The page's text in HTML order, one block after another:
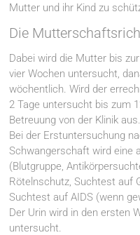
Mutter und ihr Kind zu
Die
Dabei wird die Mutter bis
vier Wochen untersucht,
wöchentlich. Wird der
2 Tage untersucht bis zum
Betreuung von der Klinik aus.
Bei der Erstuntersuchung
Schwangerschaft wird eine
(Blutgruppe,
Rötelnschutz, Suchtest auf
Suchtest auf AIDS (wenn
Der Urin wird in den ersten
untersucht.